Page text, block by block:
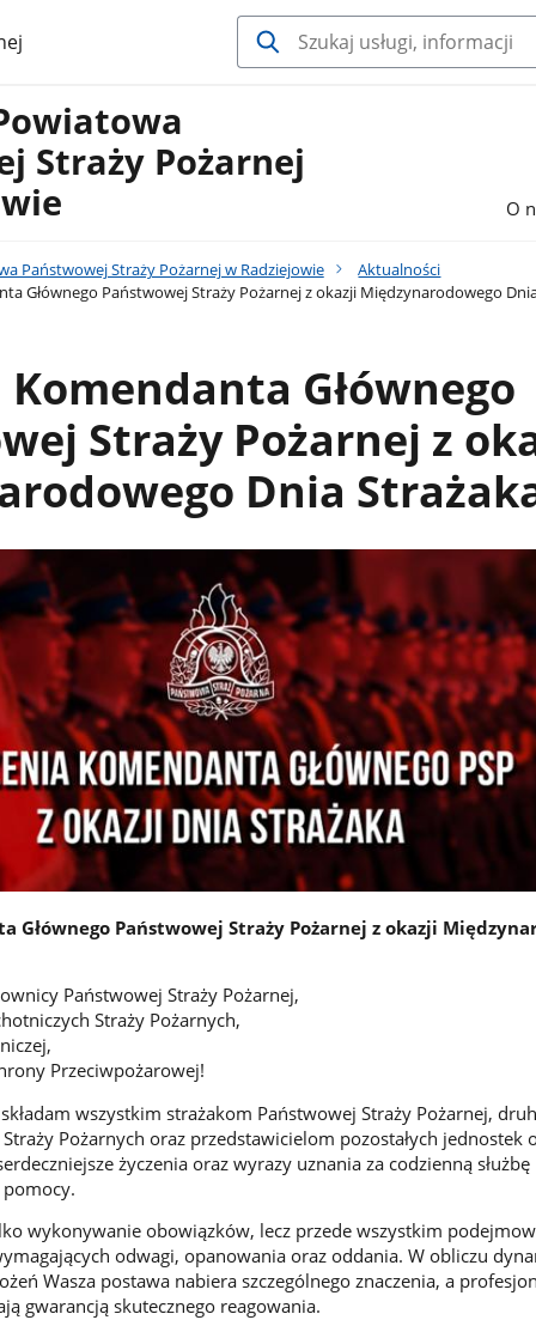
Straży Pożarnej
O
Państwowej Straży Pożarnej w Radziejowie
Aktualności
Głównego Państwowej Straży Pożarnej z okazji Międzynarodowego
Głównego
Straży Pożarnej z
Dnia
Głównego Państwowej Straży Pożarnej z okazji
Państwowej Straży Pożarnej,
Straży Pożarnych,
Przeciwpożarowej!
wszystkim strażakom Państwowej Straży Pożarnej,
Pożarnych oraz przedstawicielom pozostałych jednostek
życzenia oraz wyrazy uznania za codzienną służbę
wykonywanie obowiązków, lecz przede wszystkim
odwagi, opanowania oraz oddania. W obliczu
Wasza postawa nabiera szczególnego znaczenia, a
gwarancją skutecznego reagowania.